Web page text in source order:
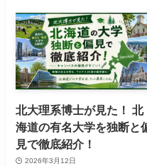
北大理系博士が見た！ 北
海道の有名大学を独断と
見で徹底紹介！
2026年3月12日